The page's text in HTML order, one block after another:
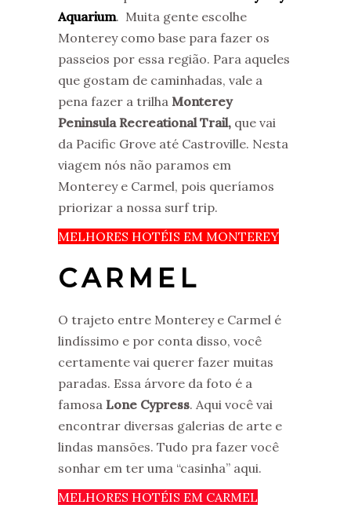
Aquarium. Muita gente escolhe
Monterey como base para fazer os
passeios por essa região. Para aqueles
que gostam de caminhadas, vale a
pena fazer a trilha Monterey
Peninsula Recreational Trail, que vai
da Pacific Grove até Castroville. Nesta
viagem nós não paramos em
Monterey e Carmel, pois queríamos
priorizar a nossa surf trip.
MELHORES HOTÉIS EM MONTEREY
CARMEL
O trajeto entre Monterey e Carmel é
lindíssimo e por conta disso, você
certamente vai querer fazer muitas
paradas. Essa árvore da foto é a
famosa Lone Cypress. Aqui você vai
encontrar diversas galerias de arte e
lindas mansões. Tudo pra fazer você
sonhar em ter uma “casinha” aqui.
MELHORES HOTÉIS EM CARMEL